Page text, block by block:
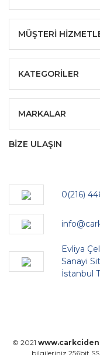
MÜŞTERİ
KATEGORİLER
MARKALAR
BİZE ULAŞIN
0(216)
Evliya
Sanayi
İstanbul
© 2021
bilgileriniz 256bit